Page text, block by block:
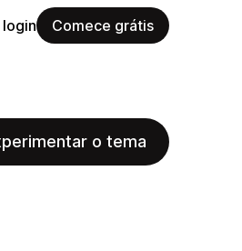
login Comece grátis
o tema